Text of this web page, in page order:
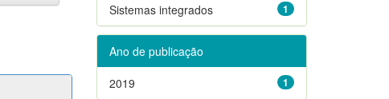
1
Sistemas integrados
Ano de publicação
1
2019